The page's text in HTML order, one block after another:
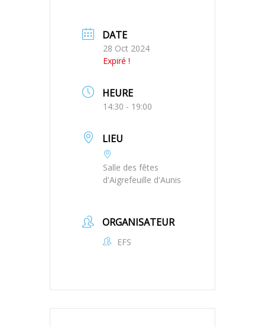
DATE
28 Oct 2024
Expiré !
HEURE
14:30 - 19:00
LIEU
Salle des fêtes
d'Aigrefeuille d'Aunis
ORGANISATEUR
EFS